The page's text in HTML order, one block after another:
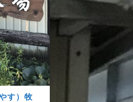
す）牧